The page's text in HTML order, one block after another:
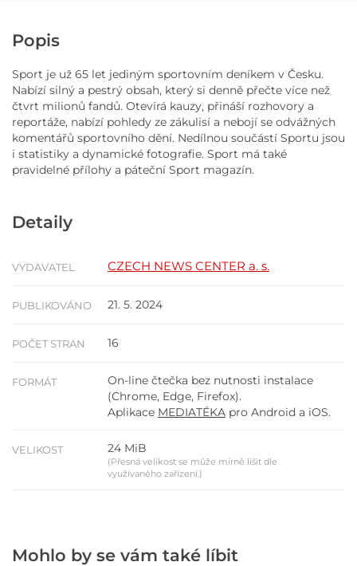
Popis
Sport je už 65 let jediným sportovním deníkem v Česku.
Nabízí silný a pestrý obsah, který si denně přečte více než
čtvrt milionů fandů. Otevírá kauzy, přináší rozhovory a
reportáže, nabízí pohledy ze zákulisí a nebojí se odvážných
komentářů sportovního dění. Nedílnou součástí Sportu jsou
i statistiky a dynamické fotografie. Sport má také
pravidelné přílohy a páteční Sport magazín.
Detaily
VYDAVATEL CZECH NEWS CENTER a. s.
PUBLIKOVÁNO 21. 5. 2024
POČET STRAN 16
FORMÁT
On-line čtečka bez nutnosti instalace
(Chrome, Edge, Firefox).
Aplikace MEDIATÉKA pro Android a iOS.
VELIKOST 24 MiB
(Přesná velikost se může mírně lišit dle
využívaného zařízení.)
Mohlo by se vám také líbit